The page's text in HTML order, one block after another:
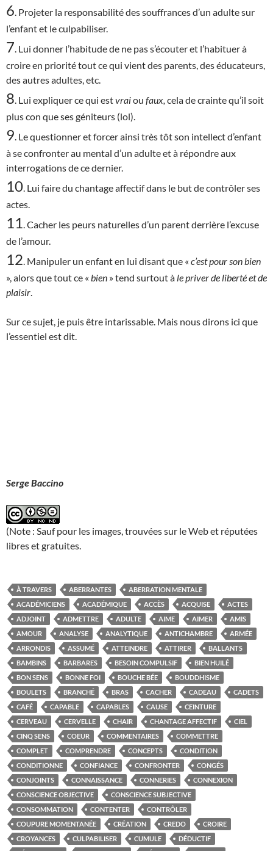
6 . Projeter la responsabilité des souffrances d’un adulte sur
l’enfant et le culpabiliser.
7 . Lui donner l’habitude de ne pas s’écouter et l’habituer à
croire en priorité tout ce qui vient des parents, des éducateurs,
des autres adultes, etc.
8 . Lui expliquer ce qui estvraiou faux, cela de crainte qu’il soit
plus con que ses géniteurs (lol).
9 . Le questionner et forcer ainsi très tôt son intellect d’enfant
à se confronter au mental d’un adulte et à répondre aux
interrogations de ce dernier.
10 . Lui faire du chantage affectif dans le but de contrôler ses
actes.
11 . Cacher les peurs naturelles d’un parent derrière l’excuse
de l’amour.
12 . Manipuler un enfant en lui disant que « c’estpour son bien
», alors que tout ce « bien » tend surtout à le priver de liberté et de
plaisir
Sur ce sujet, je puis être intarissable. Mais nous dirons ici que
l’essentiel est dit.
Serge Baccino
(Note : Sauf pour les images, trouvées sur le Web et réputées
libres et gratuites.
À TRAVERS ABERRANTES
ABERRATION MENTALE
ACADÉMICIENS
ACADÉMIQUE ACCÈS ACQUISE
ACTES
ADJOINT
ADMETTRE ADULTE AIME AIMER
AMIS
AMOUR
ANALYSE ANALYTIQUE ANTICHAMBRE
ARMÉE
ARRONDIS
ASSUMÉ ATTEINDRE ATTIRER
BALLANTS
BAMBINS
BARBARES BESOIN COMPULSIF
BIEN HUILÉ
BON SENS
BONNE FOI BOUCHE BÉE
BOUDDHISME
BOULETS
BRANCHÉ BRAS CACHER CADEAU
CADETS
CAFÉ
CAPABLE CAPABLES CAUSE
CEINTURE
CERVEAU
CERVELLE CHAIR CHANTAGE AFFECTIF
CIEL
CINQ SENS
COEUR COMMENTAIRES
COMMETTRE
COMPLET
COMPRENDRE CONCEPTS
CONDITION
CONDITIONNE
CONFIANCE CONFRONTER
CONGÉS
CONJOINTS
CONNAISSANCE CONNERIES
CONNEXION
CONSCIENCE OBJECTIVE
CONSCIENCE SUBJECTIVE
CONSOMMATION
CONTENTER
CONTRÔLER
COUPURE MOMENTANÉE
CRÉATION CREDO
CROIRE
CROYANCES
CULPABILISER CUMULE
DÉDUCTIF